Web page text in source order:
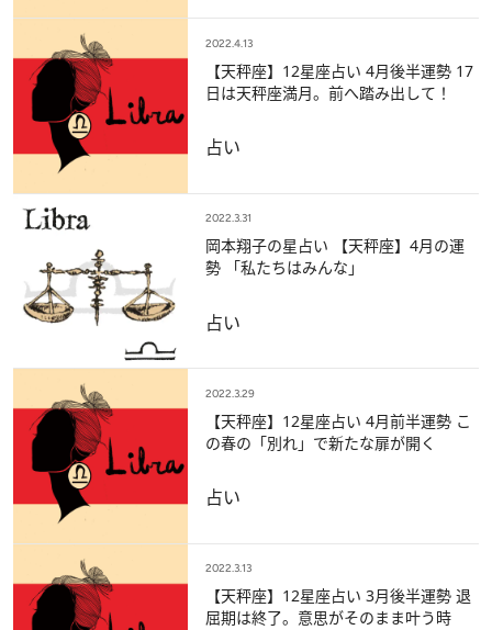
2022.4.13
【天秤座】12星座占い 4月後半運勢 17
日は天秤座満月。前へ踏み出して！
占い
2022.3.31
岡本翔子の星占い 【天秤座】4月の運
勢 「私たちはみんな」
占い
2022.3.29
【天秤座】12星座占い 4月前半運勢 こ
の春の「別れ」で新たな扉が開く
占い
2022.3.13
【天秤座】12星座占い 3月後半運勢 退
屈期は終了。意思がそのまま叶う時